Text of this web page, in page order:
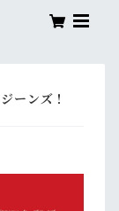
ーンズ！